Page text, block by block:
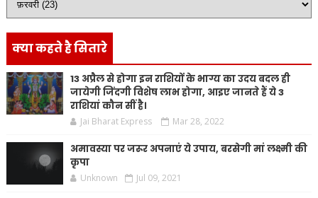
क्या कहते है सितारे
13 अप्रैल से होगा इन राशियों के भाग्य का उदय बदल ही
जायेगी जिंदगी विशेष लाभ होगा, आइए जानते हैं ये 3
राशियां कौन सीं है।
Jai Bharat Express Mar 28, 2022
अमावस्या पर जरूर अपनाएं ये उपाय, बरसेगी मां लक्ष्मी की
कृपा
Unknown Jul 09, 2021